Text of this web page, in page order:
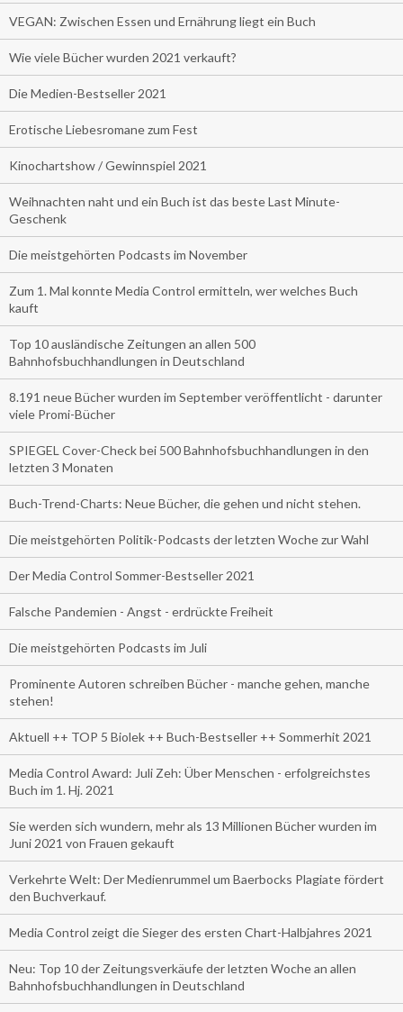
VEGAN: Zwischen Essen und Ernährung liegt ein Buch
Wie viele Bücher wurden 2021 verkauft?
Die Medien-Bestseller 2021
Erotische Liebesromane zum Fest
Kinochartshow / Gewinnspiel 2021
Weihnachten naht und ein Buch ist das beste Last Minute-
Geschenk
Die meistgehörten Podcasts im November
Zum 1. Mal konnte Media Control ermitteln, wer welches Buch
kauft
Top 10 ausländische Zeitungen an allen 500
Bahnhofsbuchhandlungen in Deutschland
8.191 neue Bücher wurden im September veröffentlicht - darunter
viele Promi-Bücher
SPIEGEL Cover-Check bei 500 Bahnhofsbuchhandlungen in den
letzten 3 Monaten
Buch-Trend-Charts: Neue Bücher, die gehen und nicht stehen.
Die meistgehörten Politik-Podcasts der letzten Woche zur Wahl
Der Media Control Sommer-Bestseller 2021
Falsche Pandemien - Angst - erdrückte Freiheit
Die meistgehörten Podcasts im Juli
Prominente Autoren schreiben Bücher - manche gehen, manche
stehen!
Aktuell ++ TOP 5 Biolek ++ Buch-Bestseller ++ Sommerhit 2021
Media Control Award: Juli Zeh: Über Menschen - erfolgreichstes
Buch im 1. Hj. 2021
Sie werden sich wundern, mehr als 13 Millionen Bücher wurden im
Juni 2021 von Frauen gekauft
Verkehrte Welt: Der Medienrummel um Baerbocks Plagiate fördert
den Buchverkauf.
Media Control zeigt die Sieger des ersten Chart-Halbjahres 2021
Neu: Top 10 der Zeitungsverkäufe der letzten Woche an allen
Bahnhofsbuchhandlungen in Deutschland